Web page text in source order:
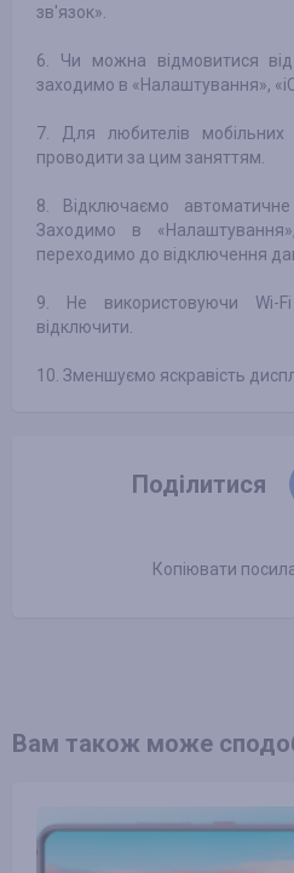
зв'язок».
6. Чи можна відмовитися
заходимо в «Налаштування»,
7. Для любителів
проводити за цим заняттям.
8. Відключаємо
Заходимо в
переходимо до відключення
9. Не використовуючи
відключити.
10. Зменшуємо яскравість
Поділитися
Копіювати
Вам також може